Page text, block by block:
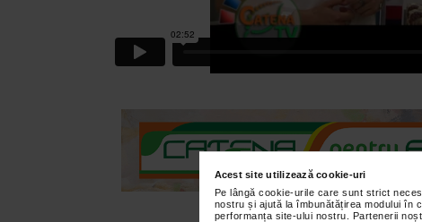
Acest site utilizează cookie-uri
Pe lângă cookie-urile care sunt strict
nostru și ajută la îmbunătățirea modului în
performanța site-ului nostru. Partenerii